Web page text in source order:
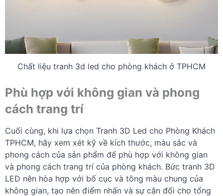
Chất liệu tranh 3d led cho phòng khách ở TPHCM
Phù hợp với không gian và phong
cách trang trí
Cuối cùng, khi lựa chọn Tranh 3D Led cho Phòng Khách
TPHCM, hãy xem xét kỹ về kích thước, màu sắc và
phong cách của sản phẩm để phù hợp với không gian
và phong cách trang trí của phòng khách. Bức tranh 3D
LED nên hòa hợp với bố cục và tông màu chung của
không gian, tạo nên điểm nhấn và sự cân đối cho tổng